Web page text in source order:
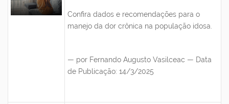
Confira dados e recomendações para o
manejo da dor crônica na população idosa.
— por Fernando Augusto Vasilceac — Data
de Publicação: 14/3/2025